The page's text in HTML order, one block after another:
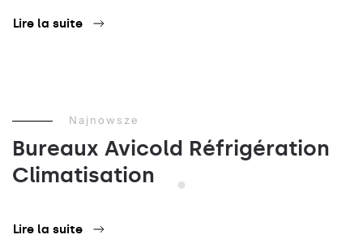
Lire la suite
Najnowsze
Bureaux Avicold Réfrigération
Climatisation
Lire la suite